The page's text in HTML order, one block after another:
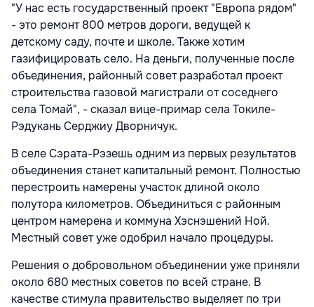
"У нас есть государственный проект "Европа рядом"
- это ремонт 800 метров дороги, ведущей к
детскому саду, почте и школе. Также хотим
газифицировать село. На деньги, полученные после
объединения, районный совет разработал проект
строительства газовой магистрали от соседнего
села Томай", - сказал вице-примар села Токиле-
Рэдукань Серджиу Дворничук.
В селе Сэрата-Рэзешь одним из первых результатов
объединения станет капитальный ремонт. Полностью
перестроить намерены участок длиной около
полутора километров. Объединиться с районным
центром намерена и коммуна Хэснэшений Ной.
Местный совет уже одобрил начало процедуры.
Решения о добровольном объединении уже приняли
около 680 местных советов по всей стране. В
качестве стимула правительство выделяет по три